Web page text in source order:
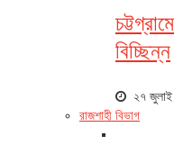
বিচ্ছিন্ন
২৭
রাজশাহী বিভাগ